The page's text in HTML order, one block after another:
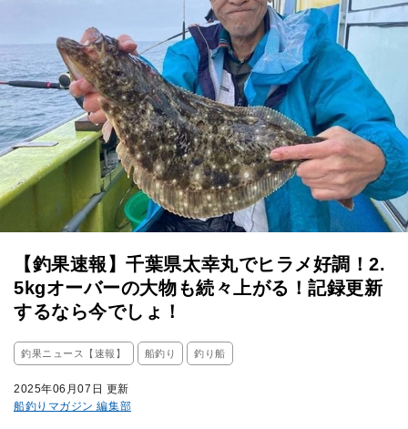
【釣果速報】千葉県太幸丸でヒラメ好調！2.
5kgオーバーの大物も続々上がる！記録更新
するなら今でしょ！
釣果ニュース【速報】 船釣り 釣り船
2025年06月07日 更新
船釣りマガジン 編集部